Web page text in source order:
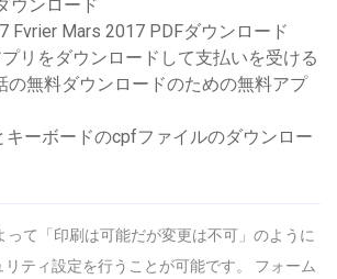
ウンロード
Fvrier Mars 2017 PDFダウンロード
リをダウンロードして支払いを受ける
の無料ダウンロードのための無料アプ
キーボードのcpfファイルのダウンロー
って「印刷は可能だが変更は不可」のように
リティ設定を行うことが可能です。 フォーム